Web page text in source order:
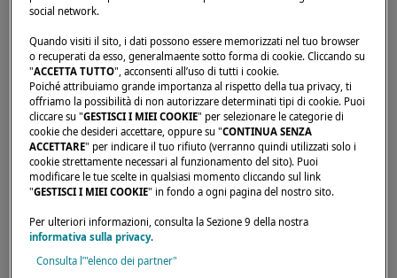
social network.
Quando visiti il sito, i dati possono essere memorizzati nel tuo browser
o recuperati da esso, generalmaente sotto forma di cookie. Cliccando su
"ACCETTA TUTTO", acconsenti all’uso di tutti i cookie.
Poiché attribuiamo grande importanza al rispetto della tua privacy, ti
offriamo la possibilità di non autorizzare determinati tipi di cookie. Puoi
cliccare su "GESTISCI I MIEI COOKIE" per selezionare le categorie di
cookie che desideri accettare, oppure su "CONTINUA SENZA
ACCETTARE" per indicare il tuo rifiuto (verranno quindi utilizzati solo i
cookie strettamente necessari al funzionamento del sito). Puoi
modificare le tue scelte in qualsiasi momento cliccando sul link
"GESTISCI I MIEI COOKIE" in fondo a ogni pagina del nostro sito.
Per ulteriori informazioni, consulta la Sezione 9 della nostra
informativa sulla privacy.
Consulta l’"elenco dei partner"